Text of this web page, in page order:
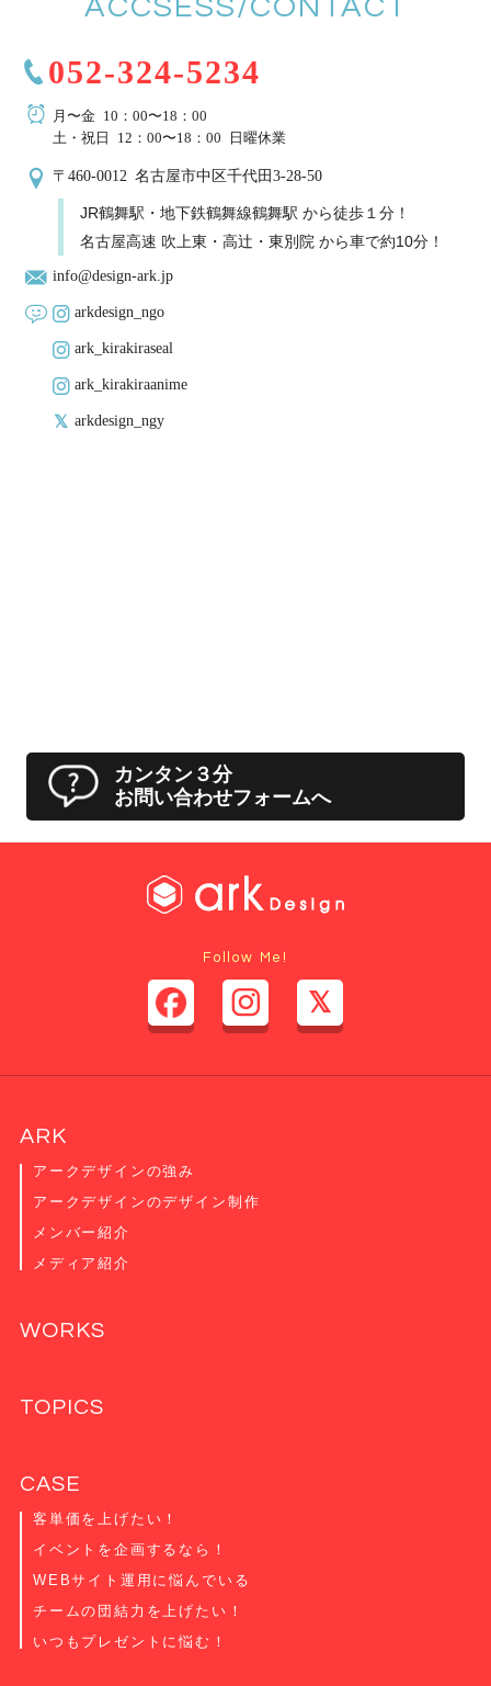
ACCSESS/CONTACT
052-324-5234
月〜金 10：00〜18：00
土・祝日 12：00〜18：00 日曜休業
〒460-0012 名古屋市中区千代田3-28-50
JR鶴舞駅・地下鉄鶴舞線鶴舞駅 から徒歩１分！
名古屋高速 吹上東・高辻・東別院 から車で約10分！
info@design-ark.jp
arkdesign_ngo
ark_kirakiraseal
ark_kirakiraanime
arkdesign_ngy
カンタン３分
お問い合わせフォームへ
Follow Me!
ARK
アークデザインの強み
アークデザインのデザイン制作
メンバー紹介
メディア紹介
WORKS
TOPICS
CASE
客単価を上げたい！
イベントを企画するなら！
WEBサイト運用に悩んでいる
チームの団結力を上げたい！
いつもプレゼントに悩む！